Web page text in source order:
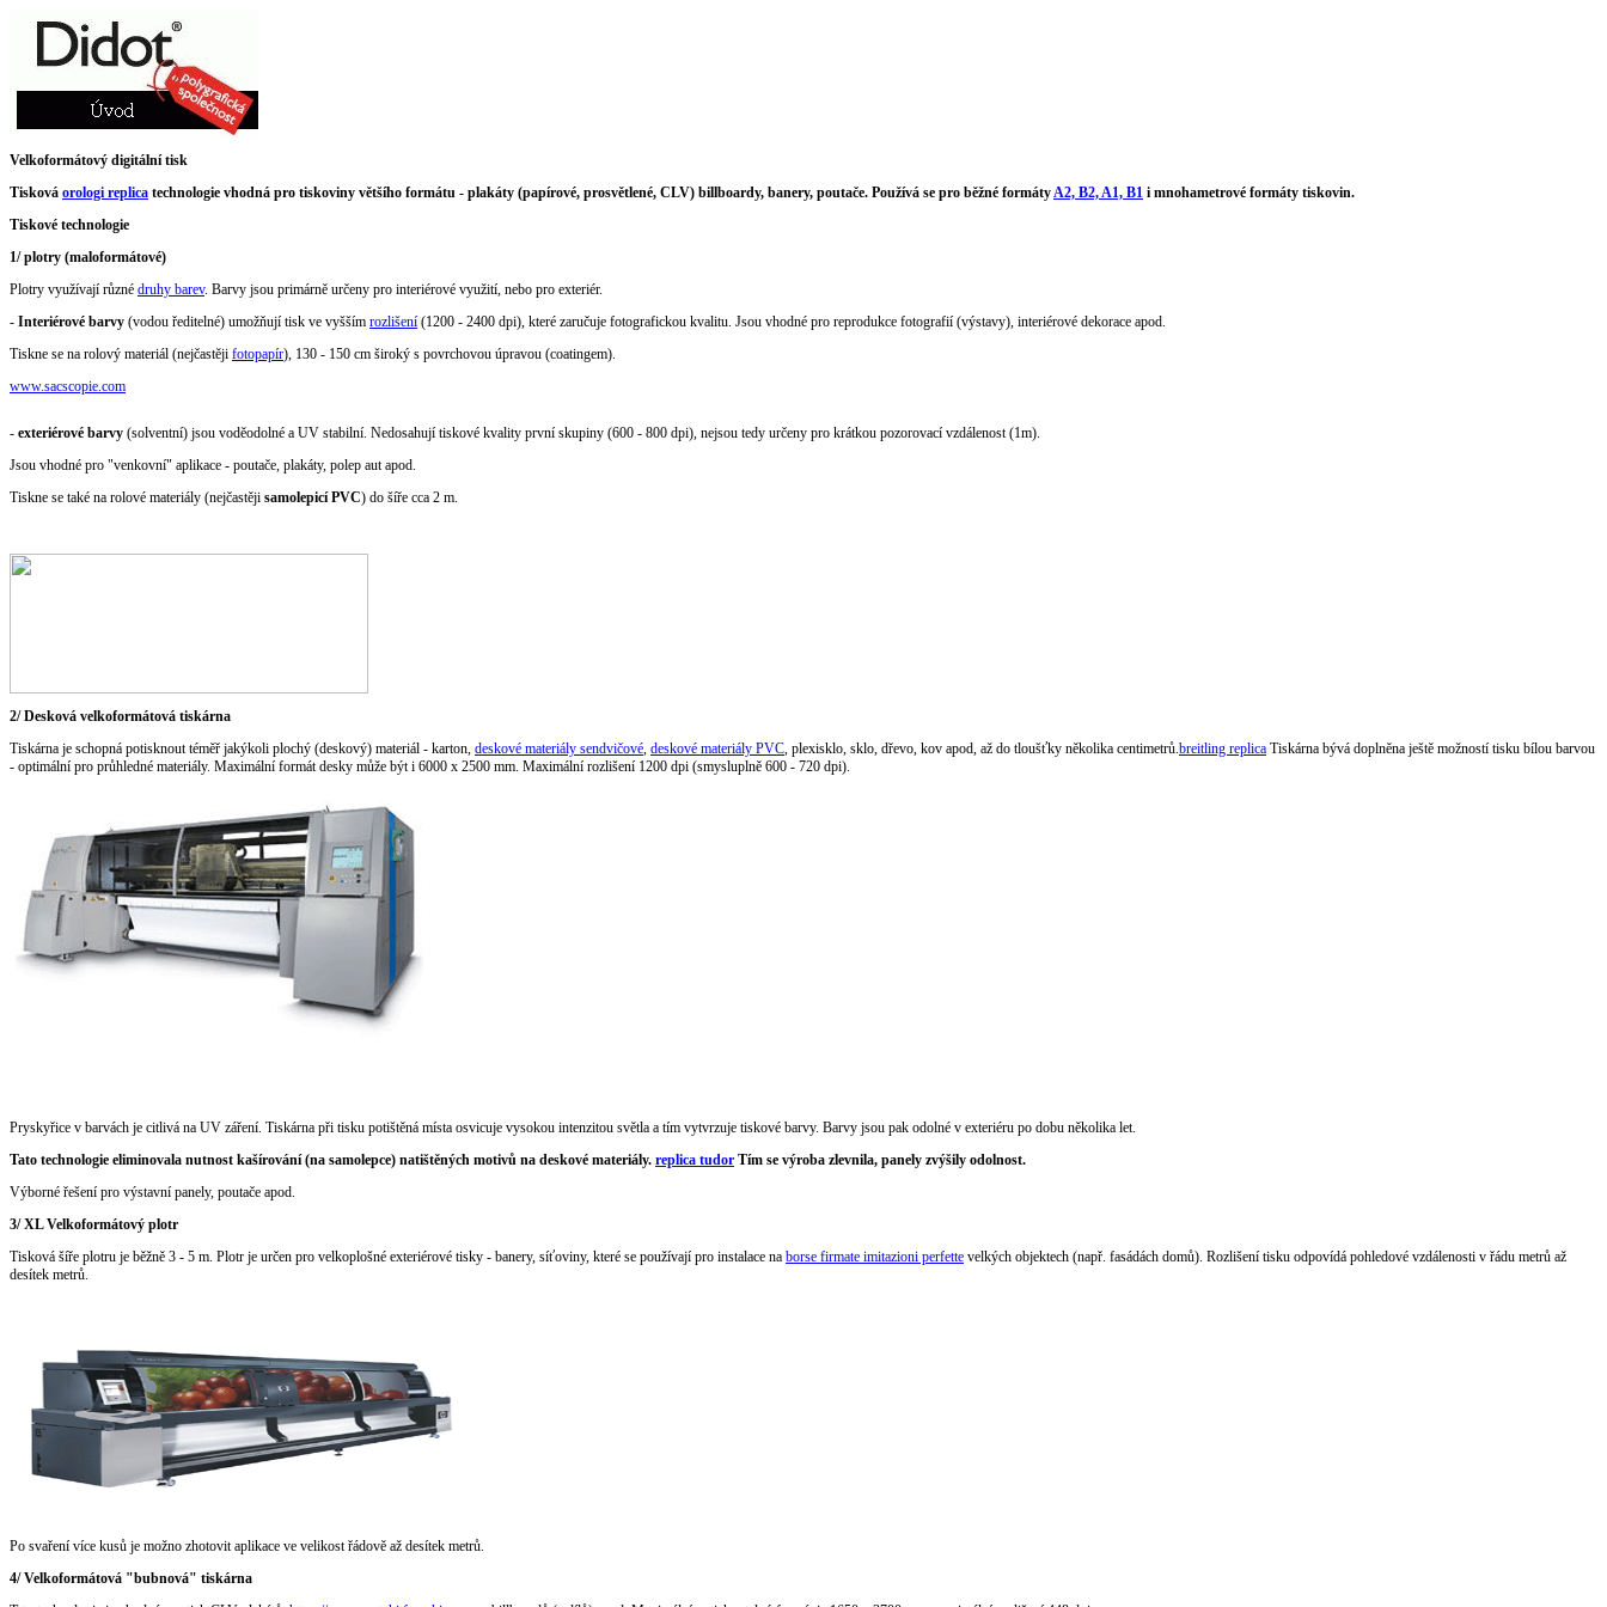
Velkoformátový digitální tisk
Tisková orologi replica technologie vhodná pro tiskoviny většího formátu - plakáty (papírové, prosvětlené, CLV) billboardy, banery, poutače. Používá se pro běžné formátyA2, B2, A1, B1 i mnohametrové formáty tiskovin.
Tiskové technologie
1/ plotry (maloformátové)
Plotry využívají různé druhy barev. Barvy jsou primárně určeny pro interiérové využití, nebo pro exteriér.
- Interiérové barvy (vodou ředitelné) umožňují tisk ve vyšším rozlišení (1200 - 2400 dpi), které zaručuje fotografickou kvalitu. Jsou vhodné pro reprodukce fotografií (výstavy), interiérové dekorace apod.
Tiskne se na rolový materiál (nejčastěji fotopapír), 130 - 150 cm široký s povrchovou úpravou (coatingem).
www.sacscopie.com
- exteriérové barvy (solventní) jsou voděodolné a UV stabilní. Nedosahují tiskové kvality první skupiny (600 - 800 dpi), nejsou tedy určeny pro krátkou pozorovací vzdálenost (1m).
Jsou vhodné pro "venkovní" aplikace - poutače, plakáty, polep aut apod.
Tiskne se také na rolové materiály (nejčastěji samolepicí PVC) do šíře cca 2 m.
2/ Desková velkoformátová tiskárna
Tiskárna je schopná potisknout téměř jakýkoli plochý (deskový) materiál - karton, deskové materiály sendvičové, deskové materiály PVC, plexisklo, sklo, dřevo, kov apod, až do tloušťky několika centimetrů.breitling replica Tiskárna bývá doplněna ještě možností tisku bílou barvou
- optimální pro průhledné materiály. Maximální formát desky může být i 6000 x 2500 mm. Maximální rozlišení 1200 dpi (smysluplně 600 - 720 dpi).
Pryskyřice v barvách je citlivá na UV záření. Tiskárna při tisku potištěná místa osvicuje vysokou intenzitou světla a tím vytvrzuje tiskové barvy. Barvy jsou pak odolné v exteriéru po dobu několika let.
Tato technologie eliminovala nutnost kašírování (na samolepce) natištěných motivů na deskové materiály. replica tudor Tím se výroba zlevnila, panely zvýšily odolnost.
Výborné řešení pro výstavní panely, poutače apod.
3/ XL Velkoformátový plotr
Tisková šíře plotru je běžně 3 - 5 m. Plotr je určen pro velkoplošné exteriérové tisky - banery, síťoviny, které se používají pro instalace na borse firmate imitazioni perfette velkých objektech (např. fasádách domů). Rozlišení tisku odpovídá pohledové vzdálenosti v řádu metrů až
desítek metrů.
Po svaření více kusů je možno zhotovit aplikace ve velikost řádově až desítek metrů.
4/ Velkoformátová "bubnová" tiskárna